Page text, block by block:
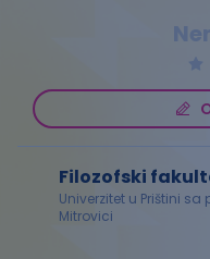
Filozofski
Univerzitet u Prištini
Mitrovici